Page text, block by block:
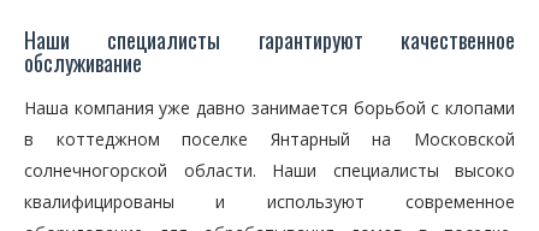
Наши специалисты гарантируют качественное
обслуживание
Наша компания уже давно занимается борьбой с клопами
в коттеджном поселке Янтарный на Московской
солнечногорской области. Наши специалисты высоко
квалифицированы и используют современное